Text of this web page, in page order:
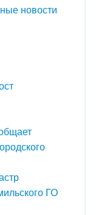
новости
ГО